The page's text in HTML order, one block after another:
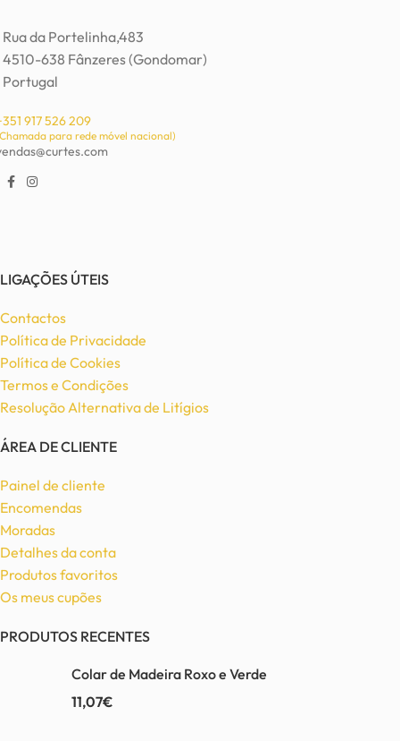
Rua da Portelinha,483
4510-638 Fânzeres (Gondomar)
Portugal
917 526 209
para rede móvel nacional)
LIGAÇÕES ÚTEIS
Contactos
Política de Privacidade
Política de Cookies
Termos e Condições
Resolução Alternativa de Litígios
ÁREA DE CLIENTE
Painel de cliente
Encomendas
Moradas
Detalhes da conta
Produtos favoritos
Os meus cupões
PRODUTOS RECENTES
Colar de Madeira Roxo e Verde
11,07€